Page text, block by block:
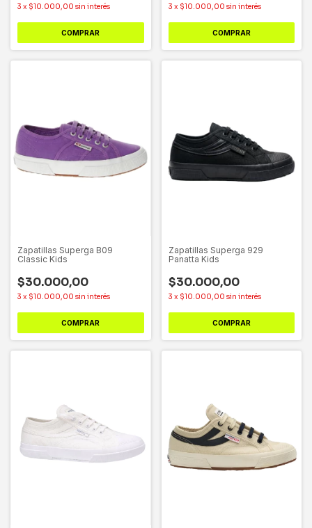
3 x $10.000,00 sin interés
COMPRAR
3 x $10.000,00 sin interés
COMPRAR
Zapatillas Superga B09
Classic Kids
$30.000,00
3 x $10.000,00 sin interés
COMPRAR
Zapatillas Superga 929
Panatta Kids
$30.000,00
3 x $10.000,00 sin interés
COMPRAR